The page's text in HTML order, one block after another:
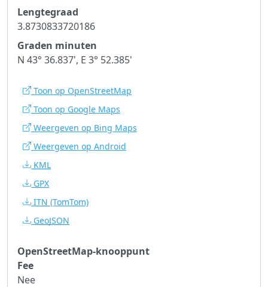
Lengtegraad
3.8730833720186
Graden minuten
N 43° 36.837', E 3° 52.385'
Toon op OpenStreetMap
Toon op Google Maps
Weergeven op Bing Maps
Weergeven op Android
KML
GPX
ITN (TomTom)
GeoJSON
OpenStreetMap-knooppunt
Fee
Nee